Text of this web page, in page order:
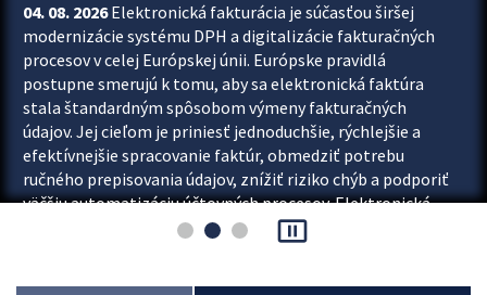
04. 08. 2026Elektronická fakturácia je súčasťou širšej
modernizácie systému DPH a digitalizácie fakturačných
procesov v celej Európskej únii. Európske pravidlá
postupne smerujú k tomu, aby sa elektronická faktúra
stala štandardným spôsobom výmeny fakturačných
údajov. Jej cieľom je priniesť jednoduchšie, rýchlejšie a
efektívnejšie spracovanie faktúr, obmedziť potrebu
ručného prepisovania údajov, znížiť riziko chýb a podporiť
väčšiu automatizáciu účtovných procesov. Elektronická
fakturácia preto nepredstavuje...
pause_presentation